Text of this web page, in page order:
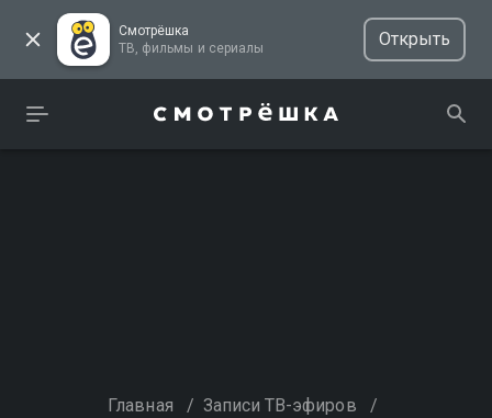
Смотрёшка
ТВ, фильмы и сериалы
Открыть
Главная / Записи ТВ-эфиров /